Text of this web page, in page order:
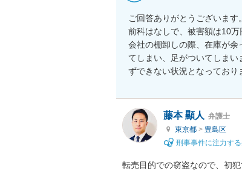
ご回答ありがとうございます。
前科はなしで、被害額は10万
会社の棚卸しの際、在庫が
てしまい、足がついてしま
ずできない状況となっており
藤本 顯人 弁護士
東京都 > 豊島区
刑事事件に注力す
転売目的での窃盗なので、初